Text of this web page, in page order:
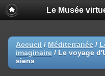
Le Musée
Accueil / Méditerranée /
imaginaire / Le voyage
siens